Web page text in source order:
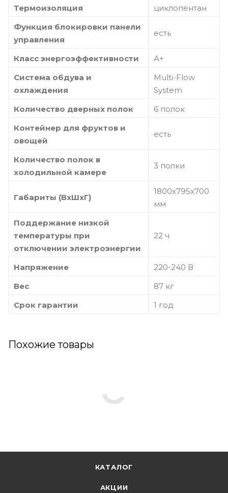
Термоизоляция
циклопентан
Функция блокировки панели
управления
есть
Класс энергоэффективности
А+
Система обдува и
охлаждения
Multi-Flow
System
Количество дверных полок
6 полок
Контейнер для фруктов и
овощей
есть
Количество полок в
холодильной камере
3 полки
Габариты (ВхШхГ)
1800х795х700
мм
Поддержание низкой
температуры при
отключении электроэнергии
22 ч
Напряжение
220-240 В
Вес
87 кг
Срок гарантии
1 год
Похожие товары
КАТАЛОГ
АКЦИИ